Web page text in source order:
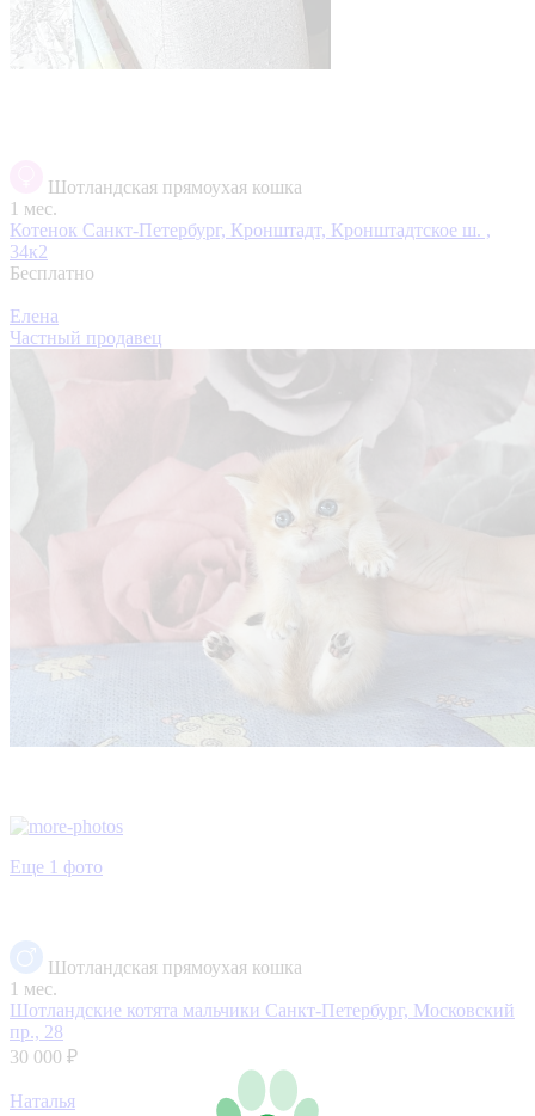
Шотландская прямоухая кошка
1 мес.
Котенок Санкт-Петербург, Кронштадт, Кронштадтское ш. ,
34к2
Бесплатно
Елена
Частный продавец
Еще 1 фото
Шотландская прямоухая кошка
1 мес.
Шотландские котята мальчики Санкт-Петербург, Московский
пр., 28
30 000 ₽
Наталья